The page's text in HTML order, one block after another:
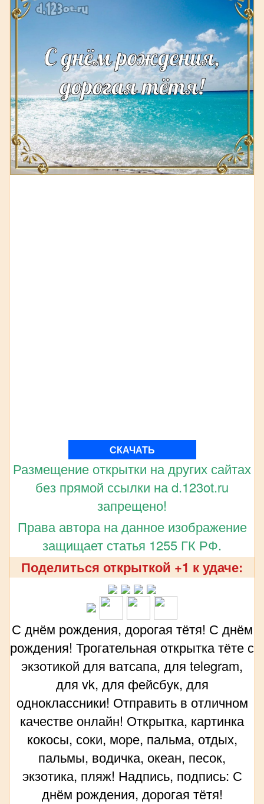
СКАЧАТЬ
Размещение открытки на других сайтах
без прямой ссылки на d.123ot.ru
запрещено!
Права автора на данное изображение
защищает статья 1255 ГК РФ.
Поделиться открыткой +1 к удаче:
С днём рождения, дорогая тётя! С днём
рождения! Трогательная открытка тёте с
экзотикой для ватсапа, для telegram,
для vk, для фейсбук, для
одноклассники! Отправить в отличном
качестве онлайн! Открытка, картинка
кокосы, соки, море, пальма, отдых,
пальмы, водичка, океан, песок,
экзотика, пляж! Надпись, подпись: С
днём рождения, дорогая тётя!